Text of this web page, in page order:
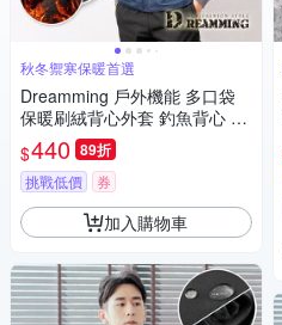
秋冬禦寒保暖首選
Dreamming 戶外機能 多口袋
保暖刷絨背心外套 釣魚背心 防
風-共二色
$440 89折
挑戰低價 券
加入購物車